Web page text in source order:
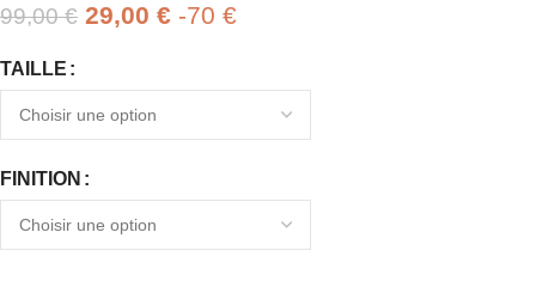
99,00€ 29,00 € -70 €
TAILLE
FINITION